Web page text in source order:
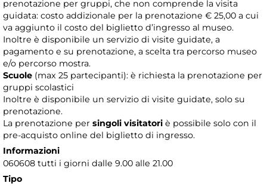
prenotazione per gruppi, che non comprende la visita
guidata: costo addizionale per la prenotazione € 25,00 a cui
va aggiunto il costo del biglietto d’ingresso al museo.
Inoltre è disponibile un servizio di visite guidate, a
pagamento e su prenotazione, a scelta tra percorso museo
e/o percorso mostra.
Scuole (max 25 partecipanti): è richiesta la prenotazione per
gruppi scolastici
Inoltre è disponibile un servizio di visite guidate, solo su
prenotazione.
La prenotazione per singoli visitatori è possibile solo con il
pre-acquisto online del biglietto di ingresso.
Informazioni
060608 tutti i giorni dalle 9.00 alle 21.00
Tipo